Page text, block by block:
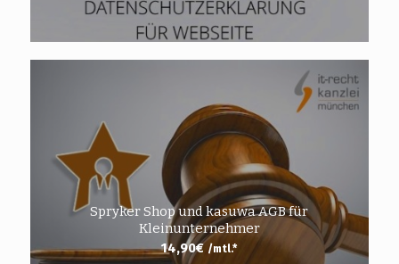
Spryker Shop und kasuwa AGB für
Kleinunternehmer
14,90€ /mtl.*